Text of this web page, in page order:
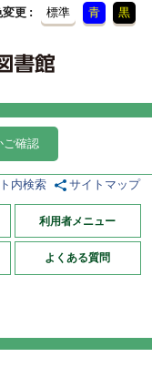
変更 標準 青 黒
ご確認
内検索 サイトマップ
利用者メニュー
よくある質問